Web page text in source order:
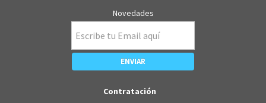
Novedades
Contratación